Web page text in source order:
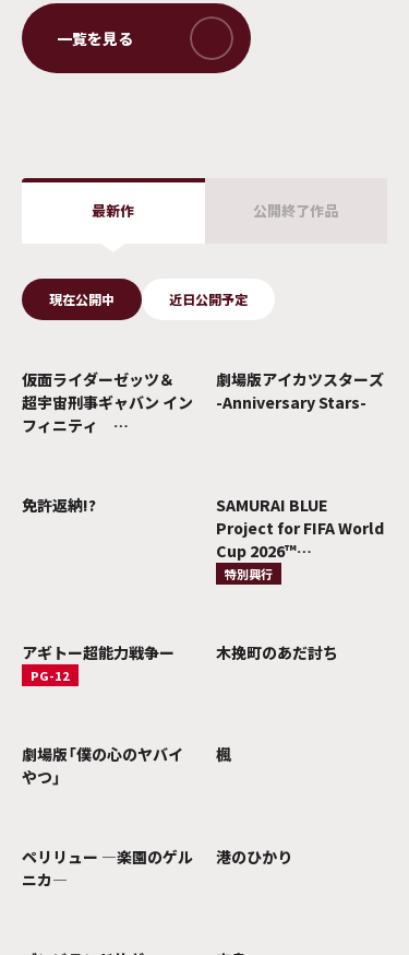
最新作 公開終了作品
現在公開中 近日公開予定
仮面ライダーゼッツ＆
超宇宙刑事ギャバン イン
フィニティ
劇場版アイカツスターズ
-Anniversary Stars-
免許返納!?
SAMURAI BLUE
Project for FIFA World
Cup 2026™️
『ONE CREATURE』
特別興行
アギトー超能力戦争ー
PG-12
木挽町のあだ討ち
劇場版「僕の心のヤバイ
やつ」
楓
ペリリュー ―楽園のゲル
ニカ―
港のひかり